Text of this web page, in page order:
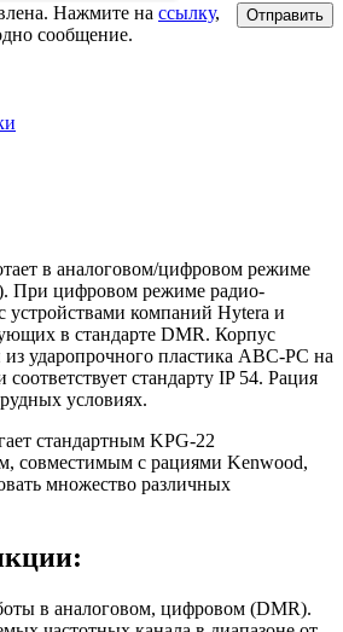
Отправить
Нажмите на ссылку,
сообщение.
в аналоговом/цифровом режиме
При цифровом режиме радио-
устройствами компаний Hytera и
в стандарте DMR. Корпус
из ударопрочного пластика ABC-PC на
стандарту IP 54. Рация
условиях.
стандартным KPG-22
совместимым с рациями Kenwood,
множество различных
в аналоговом, цифровом (DMR).